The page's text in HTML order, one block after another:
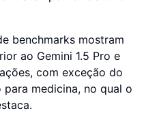
benchmarks mostram
ao Gemini 1.5 Pro e
com exceção do
para medicina, no qual o